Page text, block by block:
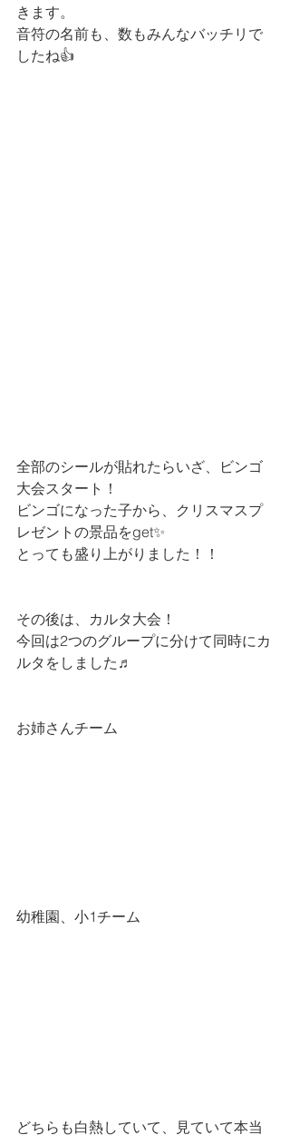
きます。
音符の名前も、数もみんなバッチリで
したね👍
全部のシールが貼れたらいざ、ビンゴ
大会スタート！
ビンゴになった子から、クリスマスプ
レゼントの景品をget✨
とっても盛り上がりました！！
その後は、カルタ大会！
今回は2つのグループに分けて同時にカ
ルタをしました♬
お姉さんチーム
幼稚園、小1チーム
どちらも白熱していて、見ていて本当